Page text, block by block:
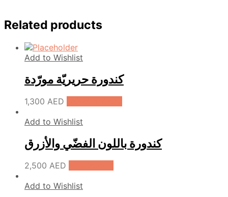
Related products
Add to Wishlist
كندورة حريريّة مورّدة
1,300 AED
Add to Wishlist
كندورة باللون الفضّي والأزرق
2,500 AED
Add to Wishlist